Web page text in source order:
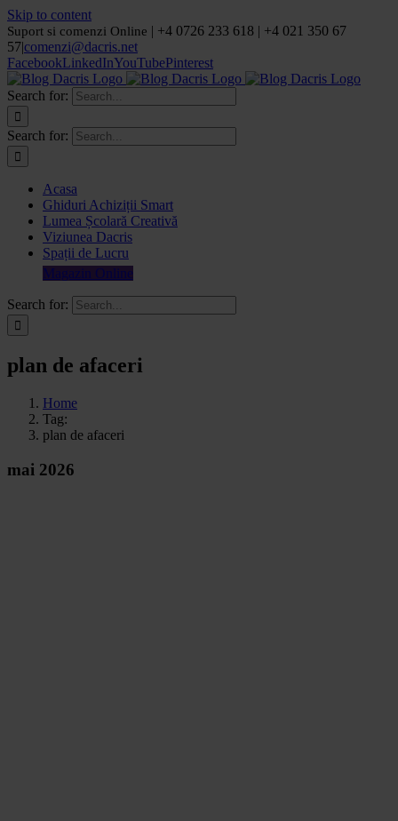
Skip to content
Suport si comenzi Online | +4 0726 233 618 | +4 021 350 67
57|comenzi@dacris.net
FacebookLinkedInYouTubePinterest
Search for:
Search for:
Acasa
Ghiduri Achiziții Smart
Lumea Școlară Creativă
Viziunea Dacris
Spații de Lucru
Magazin Online
Search for:
plan de afaceri
Home
Tag:
plan de afaceri
mai 2026